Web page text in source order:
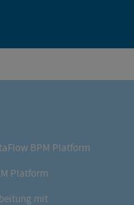
BPM Platform
Platform
mit